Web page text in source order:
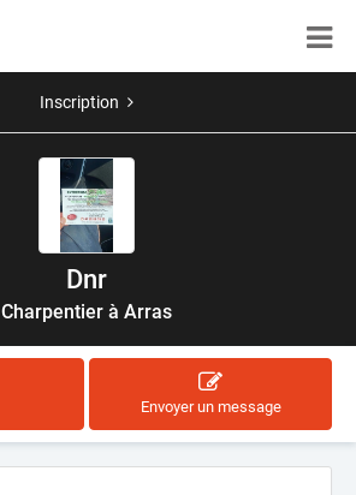
Inscription
Dnr
Charpentier à Arras
Envoyer un message